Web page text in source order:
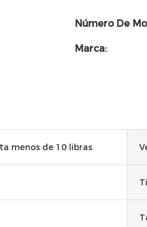
Número De
Marca:
menos de 10 libras